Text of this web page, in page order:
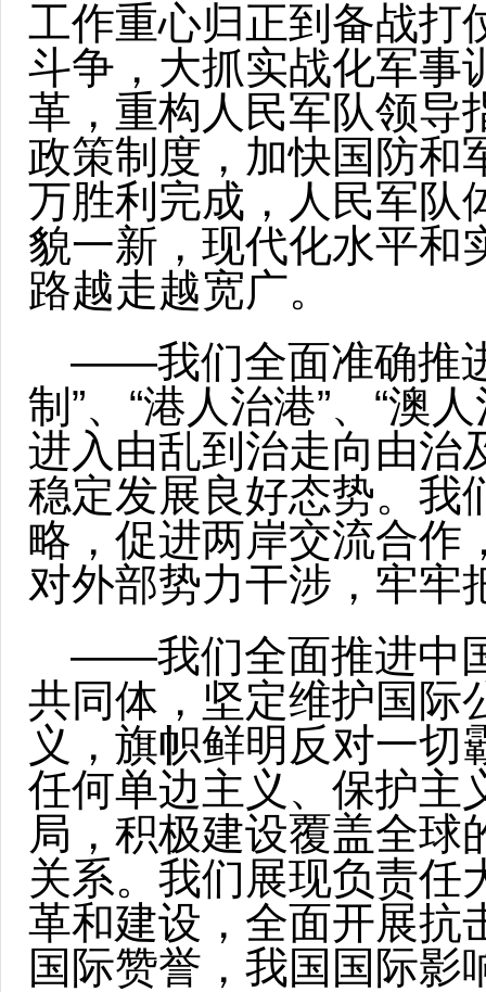
工作重心归正到备战打
斗争，大抓实战化军事
革，重构人民军队领导
政策制度，加快国防和
万胜利完成，人民军队
貌一新，现代化水平和
路越走越宽广。
——我们全面准确推
制”、“港人治港”、“澳
进入由乱到治走向由治
稳定发展良好态势。我
略，促进两岸交流合作
对外部势力干涉，牢牢
——我们全面推进中
共同体，坚定维护国际
义，旗帜鲜明反对一
任何单边主义、保护主
局，积极建设覆盖全球
关系。我们展现负责任
革和建设，全面开展抗
国际赞誉，我国国际影